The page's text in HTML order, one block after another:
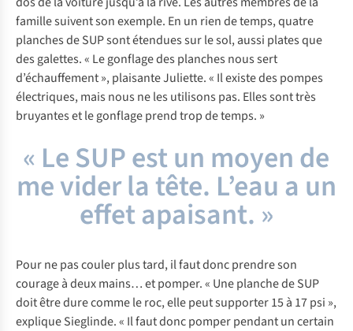
famille suivent son exemple. En un rien de temps, quatre
planches de SUP sont étendues sur le sol, aussi plates que
des galettes. « Le gonflage des planches nous sert
d’échauffement », plaisante Juliette. « Il existe des pompes
électriques, mais nous ne les utilisons pas. Elles sont très
bruyantes et le gonflage prend trop de temps. »
« Le SUP est un moyen de
me vider la tête. L’eau a un
effet apaisant. »
Pour ne pas couler plus tard, il faut donc prendre son
courage à deux mains… et pomper. « Une planche de SUP
doit être dure comme le roc, elle peut supporter 15 à 17 psi »,
explique Sieglinde. « Il faut donc pomper pendant un certain